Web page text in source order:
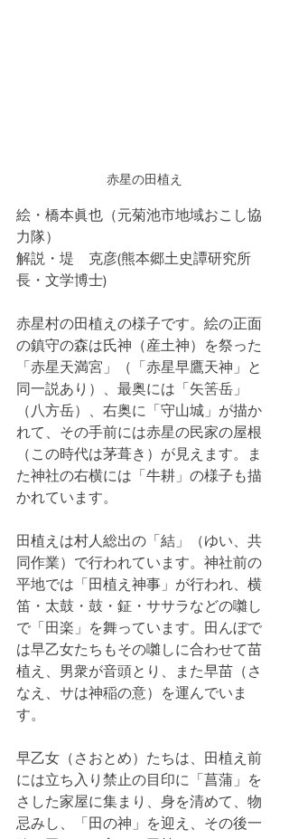
赤星の田植え
絵・橋本眞也（元菊池市地域おこし協
力隊）
解説・堤　克彦(熊本郷土史譚研究所
長・文学博士)
赤星村の田植えの様子です。絵の正面
の鎮守の森は氏神（産土神）を祭った
「赤星天満宮」（「赤星早鷹天神」と
同一説あり）、最奥には「矢筈岳」
（八方岳）、右奥に「守山城」が描か
れて、その手前には赤星の民家の屋根
（この時代は茅葺き）が見えます。ま
た神社の右横には「牛耕」の様子も描
かれています。
田植えは村人総出の「結」（ゆい、共
同作業）で行われています。神社前の
平地では「田植え神事」が行われ、横
笛・太鼓・鼓・鉦・ササラなどの囃し
で「田楽」を舞っています。田んぼで
は早乙女たちもその囃しに合わせて苗
植え、男衆が音頭とり、また早苗（さ
なえ、サは神稲の意）を運んでいま
す。
早乙女（さおとめ）たちは、田植え前
には立ち入り禁止の目印に「菖蒲」を
さした家屋に集まり、身を清めて、物
忌みし、「田の神」を迎え、その後一